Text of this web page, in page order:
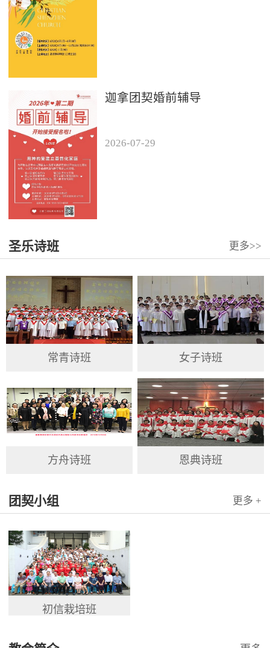
迦拿团契婚前辅导
2026-07-29
圣乐诗班 更多>>
常青诗班 女子诗班
方舟诗班 恩典诗班
团契小组 更多 +
初信栽培班